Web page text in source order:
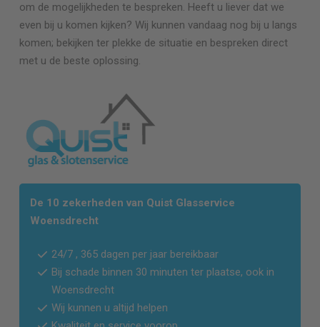
om de mogelijkheden te bespreken. Heeft u liever dat we
even bij u komen kijken? Wij kunnen vandaag nog bij u langs
komen; bekijken ter plekke de situatie en bespreken direct
met u de beste oplossing.
De 10 zekerheden van Quist Glasservice
Woensdrecht
24/7 , 365 dagen per jaar bereikbaar
Bij schade binnen 30 minuten ter plaatse, ook in
Woensdrecht
Wij kunnen u altijd helpen